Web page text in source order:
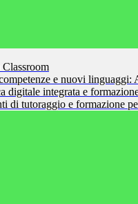
e nuovi linguaggi:
digitale integrata e
di tutoraggio e formazione